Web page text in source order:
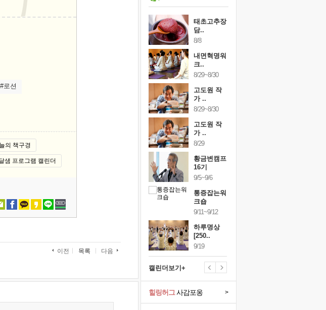
#로션
의 책구경
샘 프로그램 캘린더
이전 목록 다음
'모른다'는 것
태초고추장
담..
8/8
내면혁명워
크..
8/29~8/30
고도원 작
가 ..
8/29~8/30
고도원 작
가 ..
8/29
황금변캠프
16기
9/5~9/6
통증잡는워
크숍
9/11~9/12
하루명상
[250..
9/19
캘린더보기+
힐링허그사감포옹 >